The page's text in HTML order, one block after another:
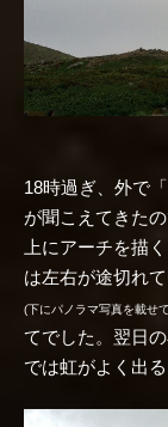
18時過ぎ、外で
が聞こえてきた
上にアーチを描
は左右が途切れ
(下にパノラマ写真を載せ
てでした。翌日
では虹がよく出る